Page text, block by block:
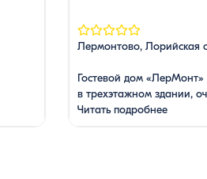
Лермонтово, Лорийская
Гостевой дом
в трехэтажном здании,
трассе Ванадзор-
Читать подробнее